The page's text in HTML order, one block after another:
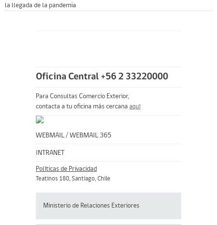
la llegada de la pandemia
Oficina Central +56 2 33220000
Para Consultas Comercio Exterior,
contacta a tu oficina más cercana aquí
WEBMAIL / WEBMAIL 365
INTRANET
Políticas de Privacidad
Teatinos 180, Santiago, Chile
Ministerio de Relaciones Exteriores